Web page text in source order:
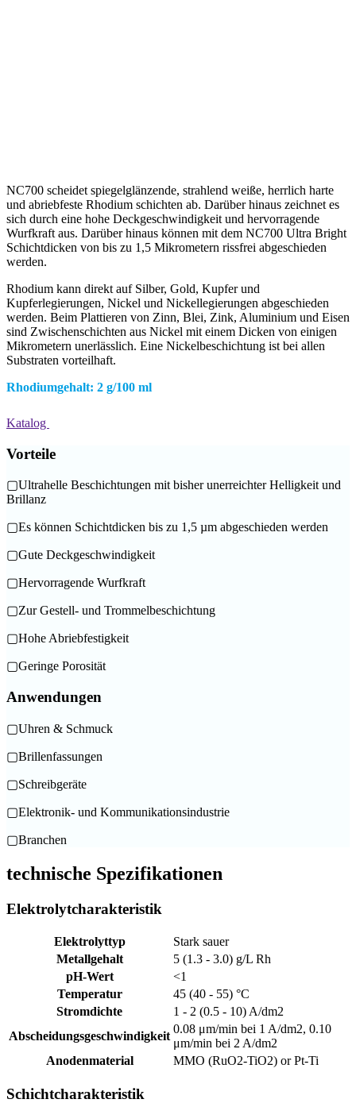
NC700 scheidet spiegelglänzende, strahlend weiße, herrlich harte
und abriebfeste Rhodium schichten ab. Darüber hinaus zeichnet es
sich durch eine hohe Deckgeschwindigkeit und hervorragende
Wurfkraft aus. Darüber hinaus können mit dem NC700 Ultra Bright
Schichtdicken von bis zu 1,5 Mikrometern rissfrei abgeschieden
werden.
Rhodium kann direkt auf Silber, Gold, Kupfer und
Kupferlegierungen, Nickel und Nickellegierungen abgeschieden
werden. Beim Plattieren von Zinn, Blei, Zink, Aluminium und Eisen
sind Zwischenschichten aus Nickel mit einem Dicken von einigen
Mikrometern unerlässlich. Eine Nickelbeschichtung ist bei allen
Substraten vorteilhaft.
Rhodiumgehalt: 2 g/100 ml
Katalog
Vorteile
▢Ultrahelle Beschichtungen mit bisher unerreichter Helligkeit und
Brillanz
▢Es können Schichtdicken bis zu 1,5 µm abgeschieden werden
▢Gute Deckgeschwindigkeit
▢Hervorragende Wurfkraft
▢Zur Gestell- und Trommelbeschichtung
▢Hohe Abriebfestigkeit
▢Geringe Porosität
Anwendungen
▢Uhren & Schmuck
▢Brillenfassungen
▢Schreibgeräte
▢Elektronik- und Kommunikationsindustrie
▢Branchen
technische Spezifikationen
Elektrolytcharakteristik
Elektrolyttyp
Stark sauer
Metallgehalt
5 (1.3 - 3.0) g/L Rh
pH-Wert
<1
Temperatur
45 (40 - 55) °C
Stromdichte
1 - 2 (0.5 - 10) A/dm2
Abscheidungsgeschwindigkeit
0.08 μm/min bei 1 A/dm2, 0.10
μm/min bei 2 A/dm2
Anodenmaterial
MMO (RuO2-TiO2) or Pt-Ti
Schichtcharakteristik